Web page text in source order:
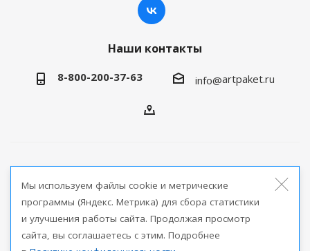
Наши контакты
8-800-200-37-63 info@artpaket.ru
продукции
Версия для печати
Мы используем файлы cookie и метрические
программы (Яндекс. Метрика) для сбора статистики
и улучшения работы сайта. Продолжая просмотр
сайта, вы соглашаетесь с этим. Подробнее